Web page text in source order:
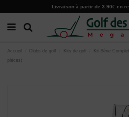
Livraison à partir de 3.90€ en
Accueil Clubs de golf Kits de golf
Kit Série
pièces)
Paramètres des cookies